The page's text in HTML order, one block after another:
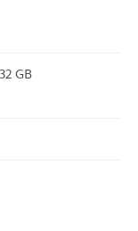
GB